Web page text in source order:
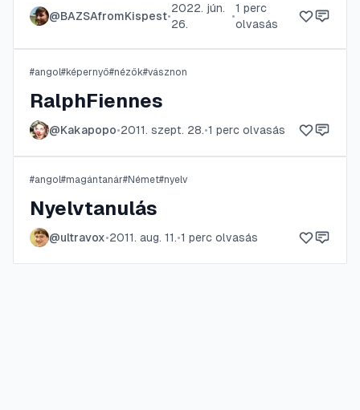
@BAZSAfromKispest•
2022. jún.
26.
•
1 perc
olvasás
#angol#képernyő#nézők#vásznon
RalphFiennes
@Kakapopo•2011. szept. 28.•1 perc olvasás
#angol#magántanár#Német#nyelv
Nyelvtanulás
@ultravox•2011. aug. 11.•1 perc olvasás